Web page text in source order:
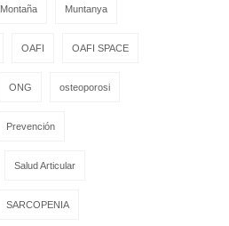
Montaña Muntanya
OAFI OAFI SPACE
ONG osteoporosi
Prevención
Salud Articular
SARCOPENIA